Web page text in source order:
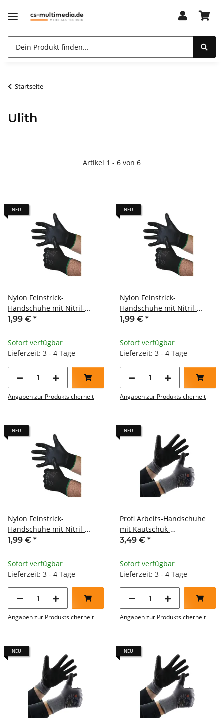
Startseite
Ulith
Artikel 1 - 6 von 6
NEU
Nylon Feinstrick-
Handschuhe mit Nitril-
Schaum schwarz Cat II
1,99 € *
Sofort verfügbar
Lieferzeit: 3 - 4 Tage
Angaben zur Produktsicherheit
NEU
Nylon Feinstrick-
Handschuhe mit Nitril-
Schaum schwarz Cat II
1,99 € *
Sofort verfügbar
Lieferzeit: 3 - 4 Tage
Angaben zur Produktsicherheit
NEU
Nylon Feinstrick-
Handschuhe mit Nitril-
Schaum schwarz Cat II
1,99 € *
Sofort verfügbar
Lieferzeit: 3 - 4 Tage
Angaben zur Produktsicherheit
NEU
Profi Arbeits-Handschuhe
mit Kautschuk-
Beschichtung Ökotex 100
3,49 € *
Sofort verfügbar
Lieferzeit: 3 - 4 Tage
Angaben zur Produktsicherheit
NEU NEU